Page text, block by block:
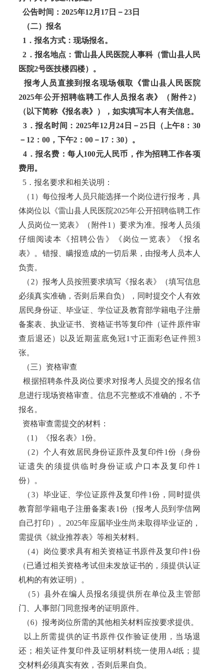
公告时间：2025年12月17日－23日
（二）报名
1．报名方式：现场报名。
2．报名地点：雷山县人民医院人事科（雷山县人民
医院2号医技楼四楼）。
报考人员直接到报名现场领取《雷山县人民医院
2025年公开招聘临聘工作人员报名表》（附件2）
（以下简称《报名表》），如实填写本人有关信息。
3．报名时间：2025年12月24日－25日（上午8：30
－12：00，下午2：00－17：30）。
4．报名费：每人100元人民币，作为招聘工作各项
费用。
5．报名要求和相关说明：
（1）每位报考人员只能选择一个岗位进行报考，具
体岗位以《雷山县人民医院2025年公开招聘临聘工作
人员岗位一览表》（附件1）要求为准。报考人员须
仔细阅读本《招聘公告》《岗位一览表》《报名
表》。错报、瞒报造成的一切后果，由报考人员本人
负责。
（2）报考人员按照要求填写《报名表》（填写信息
必须真实准确，否则后果自负），同时提交个人有效
居民身份证、毕业证、学位证及教育部学籍电子注册
备案表、执业证书、资格证书等复印件（证件原件审
查后退还）以及近期蓝底免冠1寸正面彩色证件照3
张。
（三）资格审查
根据招聘条件及岗位要求对报考人员提交的报名信
息进行现场资格审查。信息不完整或不准确的，不予
报名。
资格审查需提交的材料：
（1）《报名表》1份。
（2）个人有效居民身份证原件及复印件1份（身份
证遗失的须提供临时身份证或户口本及复印件1
份）。
（3）毕业证、学位证原件及复印件1份，同时提供
教育部学籍电子注册备案表1份（报考人员到学信网
自己打印）。2025年应届毕业生尚未取得毕业证的，
需提供《就业推荐表》等相关材料。
（4）岗位要求具有相关资格证书原件及复印件1份
（已通过相关资格考试但未发放证书的，须提供认证
机构的有效证明）。
（5）县外在编人员报名须提供所在单位及主管部
门、人事部门同意报考的证明原件。
（6）报考岗位所需的其他相关材料应按要求提供。
以上所需提供的证书原件仅作验证使用，当场退
还；相关证件复印件及证明材料统一使用A4纸；提
交材料必须真实有效，否则后果自负。